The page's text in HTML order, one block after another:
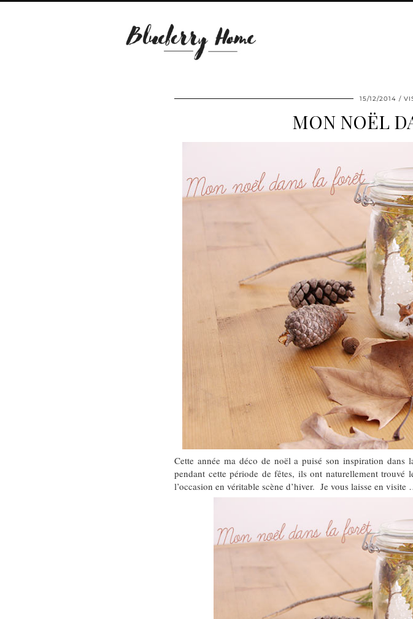
15/12/2014
MON NOËL
Cette année ma déco de noël a puisé son inspiration
pendant cette période de fêtes, ils ont naturellement trouvé
l’occasion en véritable scène d’hiver. Je vous laisse en visite